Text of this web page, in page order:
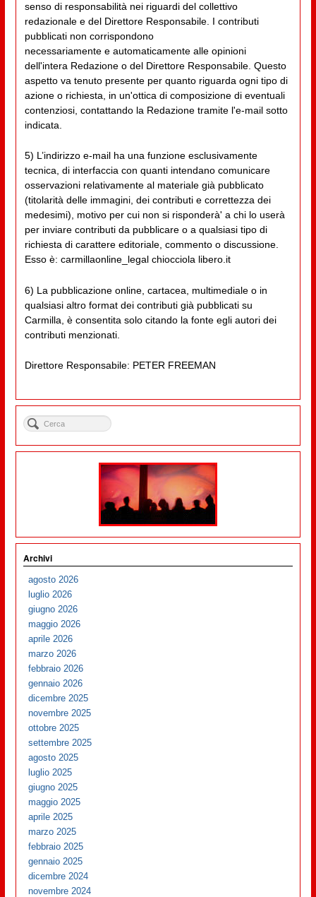
senso di responsabilità nei riguardi del collettivo
redazionale e del Direttore Responsabile. I contributi
pubblicati non corrispondono
necessariamente e automaticamente alle opinioni
dell'intera Redazione o del Direttore Responsabile. Questo
aspetto va tenuto presente per quanto riguarda ogni tipo di
azione o richiesta, in un'ottica di composizione di eventuali
contenziosi, contattando la Redazione tramite l'e-mail sotto
indicata.
5) L’indirizzo e-mail ha una funzione esclusivamente
tecnica, di interfaccia con quanti intendano comunicare
osservazioni relativamente al materiale già pubblicato
(titolarità delle immagini, dei contributi e correttezza dei
medesimi), motivo per cui non si risponderà' a chi lo userà
per inviare contributi da pubblicare o a qualsiasi tipo di
richiesta di carattere editoriale, commento o discussione.
Esso è: carmillaonline_legal chiocciola libero.it
6) La pubblicazione online, cartacea, multimediale o in
qualsiasi altro format dei contributi già pubblicati su
Carmilla, è consentita solo citando la fonte egli autori dei
contributi menzionati.
Direttore Responsabile: PETER FREEMAN
Archivi
agosto 2026
luglio 2026
giugno 2026
maggio 2026
aprile 2026
marzo 2026
febbraio 2026
gennaio 2026
dicembre 2025
novembre 2025
ottobre 2025
settembre 2025
agosto 2025
luglio 2025
giugno 2025
maggio 2025
aprile 2025
marzo 2025
febbraio 2025
gennaio 2025
dicembre 2024
novembre 2024